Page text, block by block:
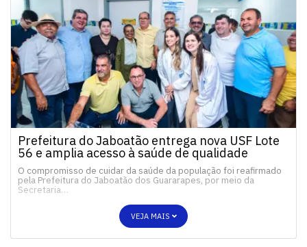
Prefeitura do Jaboatão entrega nova USF Lote
56 e amplia acesso à saúde de qualidade
O compromisso de cuidar da saúde da população foi reafirmado
pela Prefeitura do Jaboatão dos Guararapes, por meio da
Secretaria…
VEJA MAIS